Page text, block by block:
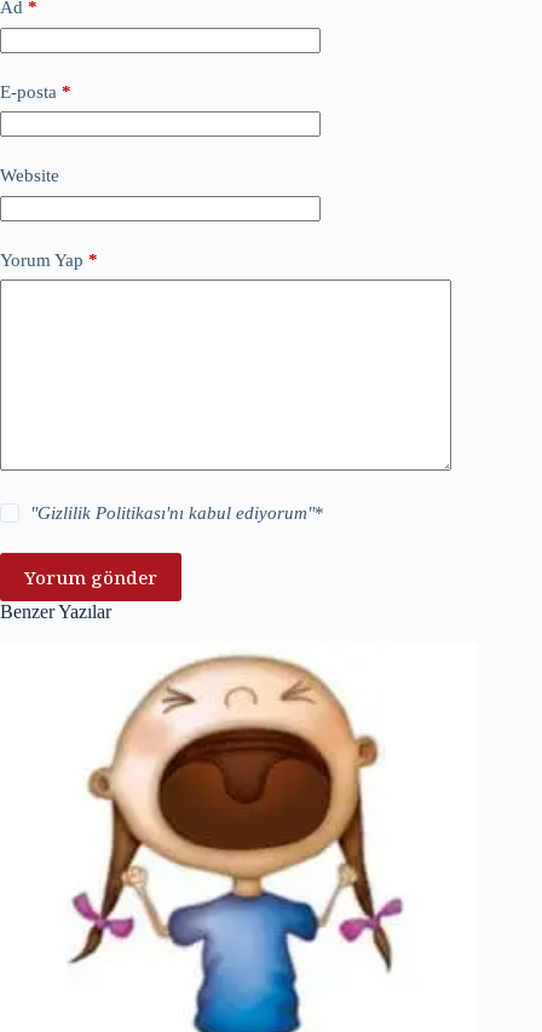
Ad *
E-posta *
Website
Yorum Yap *
"Gizlilik Politikası'nı kabul ediyorum"*
Yorum gönder
Benzer Yazılar